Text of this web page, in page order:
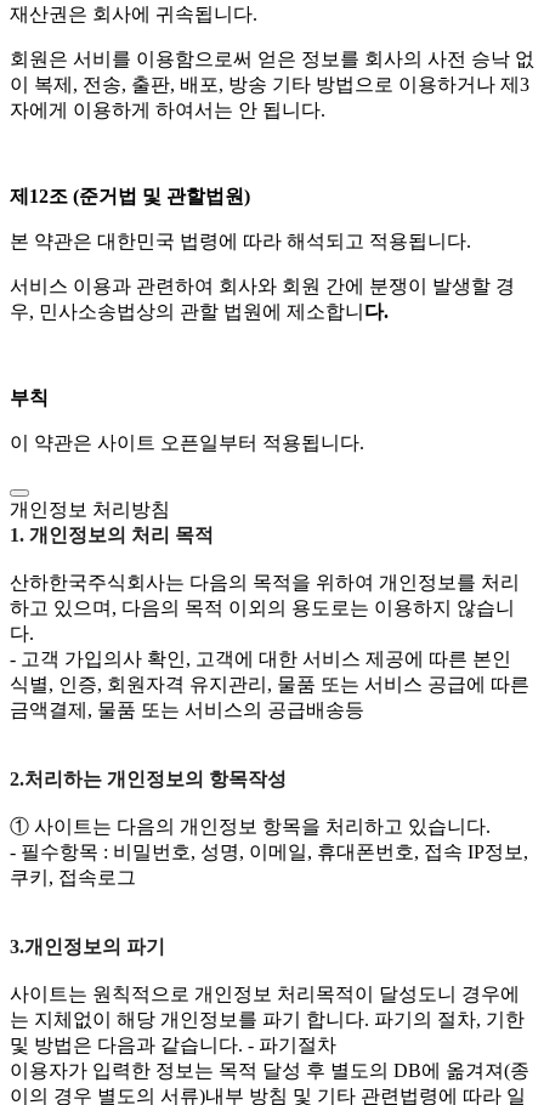
재산권은 회사에 귀속됩니다.
회원은 서비를 이용함으로써 얻은 정보를 회사의 사전 승낙 없
이 복제, 전송, 출판, 배포, 방송 기타 방법으로 이용하거나 제3
자에게 이용하게 하여서는 안 됩니다.
제12조 (준거법 및 관할법원)
본 약관은 대한민국 법령에 따라 해석되고 적용됩니다.
서비스 이용과 관련하여 회사와 회원 간에 분쟁이 발생할 경
우, 민사소송법상의 관할 법원에 제소합니 다.
부칙
이 약관은 사이트 오픈일부터 적용됩니다.
개인정보 처리방침
1. 개인정보의 처리 목적
산하한국주식회사는 다음의 목적을 위하여 개인정보를 처리
하고 있으며, 다음의 목적 이외의 용도로는 이용하지 않습니
다.
- 고객 가입의사 확인, 고객에 대한 서비스 제공에 따른 본인
식별, 인증, 회원자격 유지관리, 물품 또는 서비스 공급에 따른
금액결제, 물품 또는 서비스의 공급배송등
2.처리하는 개인정보의 항목작성
① 사이트는 다음의 개인정보 항목을 처리하고 있습니다.
- 필수항목 : 비밀번호, 성명, 이메일, 휴대폰번호, 접속 IP정보,
쿠키, 접속로그
3.개인정보의 파기
사이트는 원칙적으로 개인정보 처리목적이 달성도니 경우에
는 지체없이 해당 개인정보를 파기 합니다. 파기의 절차, 기한
및 방법은 다음과 같습니다. - 파기절차
이용자가 입력한 정보는 목적 달성 후 별도의 DB에 옮겨져(종
이의 경우 별도의 서류)내부 방침 및 기타 관련법령에 따라 일